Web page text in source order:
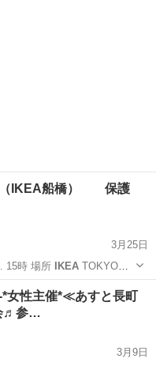
3月25日
船橋店) 保… 15時 場所 IKEATOKYO
IKEA
女性主催*≪あすと長町
♬参…
3月9日